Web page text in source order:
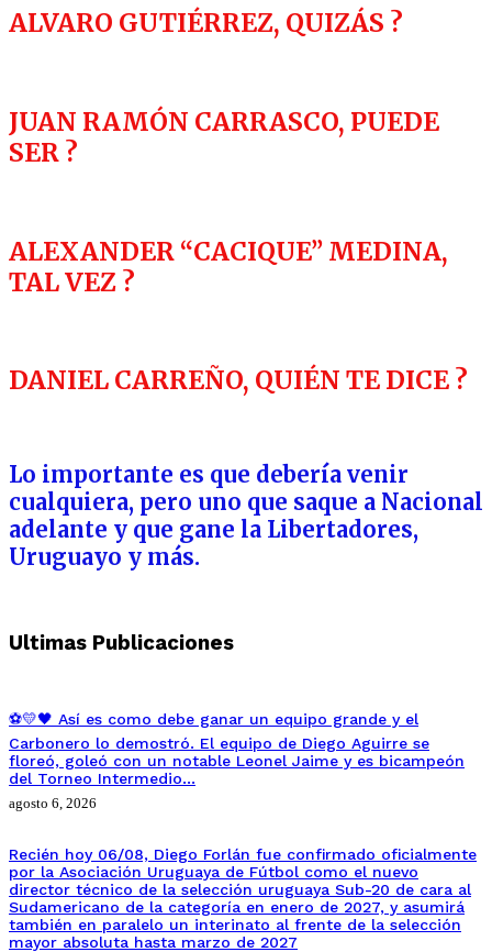
ALVARO GUTIÉRREZ, QUIZÁS ?
JUAN RAMÓN CARRASCO, PUEDE
SER ?
ALEXANDER “CACIQUE” MEDINA,
TAL VEZ ?
DANIEL CARREÑO, QUIÉN TE DICE ?
Lo importante es que debería venir
cualquiera, pero uno que saque a Nacional
adelante y que gane la Libertadores,
Uruguayo y más.
Ultimas Publicaciones
⚽💛🖤 Así es como debe ganar un equipo grande y el
Carbonero lo demostró. El equipo de Diego Aguirre se
floreó, goleó con un notable Leonel Jaime y es bicampeón
del Torneo Intermedio…
agosto 6, 2026
Recién hoy 06/08, Diego Forlán fue confirmado oficialmente
por la Asociación Uruguaya de Fútbol como el nuevo
director técnico de la selección uruguaya Sub-20 de cara al
Sudamericano de la categoría en enero de 2027, y asumirá
también en paralelo un interinato al frente de la selección
mayor absoluta hasta marzo de 2027